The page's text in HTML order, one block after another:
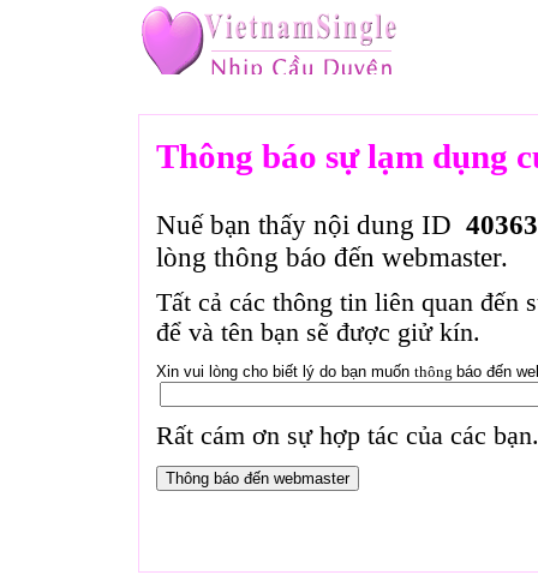
Thông báo sự lạm dụng
Nuế bạn thấy nội dung ID
lòng thông báo đến webmaster.
Tất cả các thông tin liên quan đến
để và tên bạn sẽ được giử kín.
Xin vui lòng cho biết lý do bạn muốn thông báo đến
Rất cám ơn sự hợp tác của các bạn.